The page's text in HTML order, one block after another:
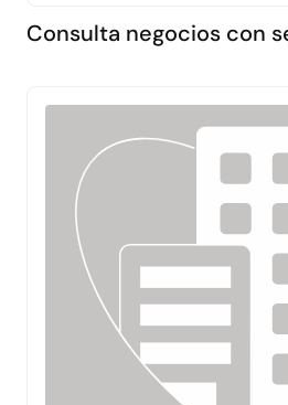
Consulta negocios con